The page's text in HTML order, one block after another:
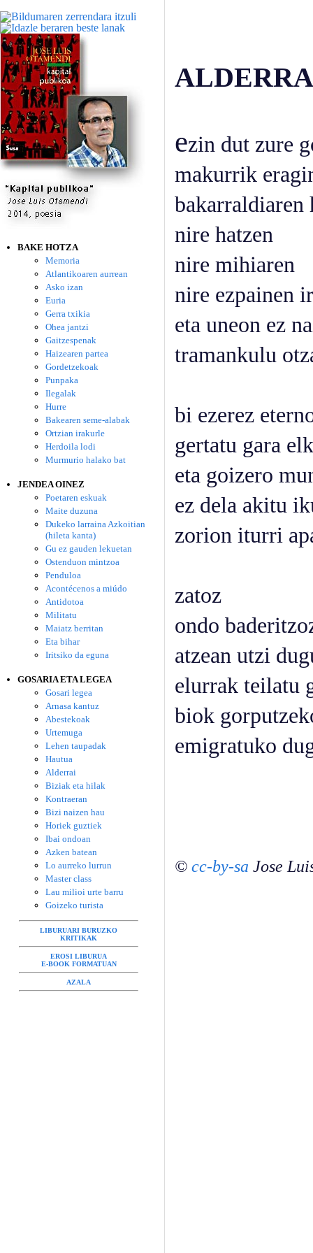
BAKE HOTZA
Memoria
Atlantikoaren aurrean
Asko izan
Euria
Gerra txikia
Ohea jantzi
Gaitzespenak
Haizearen partea
Gordetzekoak
Punpaka
Ilegalak
Hurre
Bakearen seme-alabak
Ortzian irakurle
Herdoila lodi
Murmurio halako bat
JENDEA OINEZ
Poetaren eskuak
Maite duzuna
Dukeko larraina Azkoitian
(hileta kanta)
Gu ez gauden lekuetan
Ostenduon mintzoa
Penduloa
Acontécenos a miúdo
Antidotoa
Militatu
Maiatz berritan
Eta bihar
Iritsiko da eguna
GOSARIA ETA LEGEA
Gosari legea
Arnasa kantuz
Abestekoak
Urtemuga
Lehen taupadak
Hautua
Alderrai
Biziak eta hilak
Kontraeran
Bizi naizen hau
Horiek guztiek
Ibai ondoan
Azken batean
Lo aurreko lurrun
Master class
Lau milioi urte barru
Goizeko turista
LIBURUARI BURUZKO
KRITIKAK
EROSI LIBURUA
E-BOOK FORMATUAN
AZALA
ezin dut zure
makurrik
bakarraldiaren
nire hatzen
nire mihiaren
nire ezpainen
eta uneon ez
tramankulu
bi ezerez
gertatu gara
eta goizero
ez dela akitu
zorion iturri
zatoz
ondo
atzean utzi
elurrak teilatu
biok
emigratuko
© cc-by-sa Jose